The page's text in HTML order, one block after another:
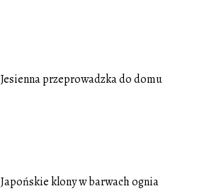
Jesienna przeprowadzka do domu
Japońskie klony w barwach ognia